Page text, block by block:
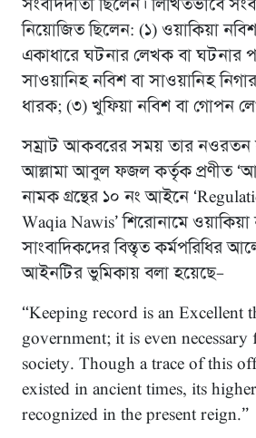
সংবাদদাতা ছিলেন। লিখিতভাবে
নিয়োজিত ছিলেন: (১) ওয়াকিয়া
একাধারে ঘটনার লেখক বা ঘটনার
সাওয়ানিহ নবিশ বা সাওয়ানিহ
ধারক; (৩) খুফিয়া নবিশ বা গোপন
সম্রাট আকবরের সময় তার নওরতন
আল্লামা আবুল ফজল কর্তৃক প্রণীত
নামক গ্রন্থের ১০ নং আইনে
Waqia Nawis’ শিরোনামে
সাংবাদিকদের বিস্তৃত কর্মপরিধির
আইনটির ভুমিকায় বলা হয়েছে–
“Keeping record is an Excellent
government; it is even
society. Though a trace of this
existed in ancient times, its
recognized in the present reign.”